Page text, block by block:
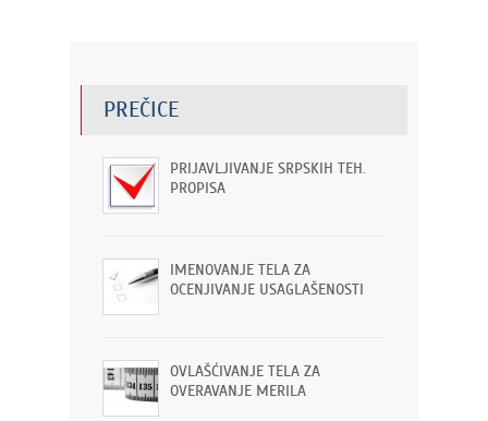
PREČICE
PRIJAVLJIVANJE SRPSKIH TEH.
PROPISA
IMENOVANJE TELA ZA
OCENJIVANJE USAGLAŠENOSTI
OVLAŠĆIVANJE TELA ZA
OVERAVANJE MERILA